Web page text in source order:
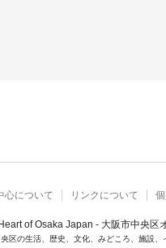
心について リンクについて
of Osaka Japan - 大阪市中央区
区の生活、歴史、文化、みどころ、施設